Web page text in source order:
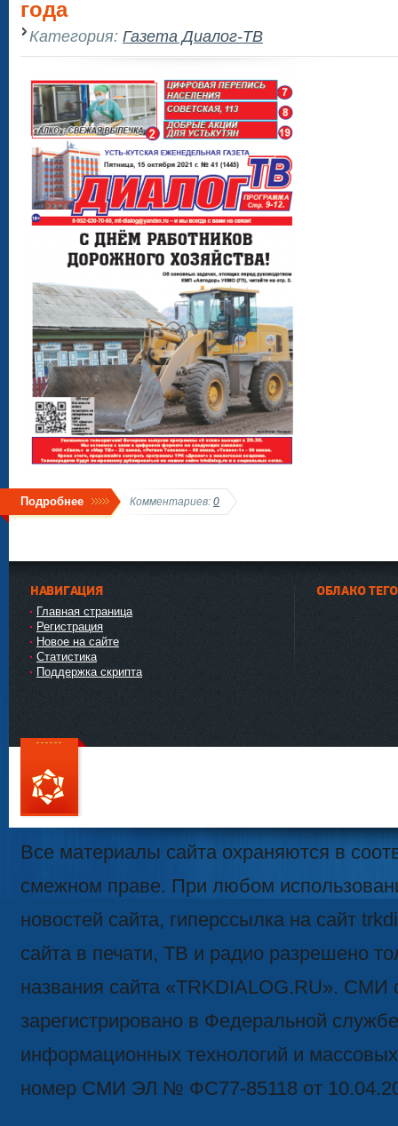
года
Категория: Газета Диалог-ТВ
Подробнее Комментариев: 0
НАВИГАЦИЯ
Главная страница
Регистрация
Новое на сайте
Статистика
Поддержка скрипта
ОБЛАКО
111
Все материалы сайта охраняются в
смежном праве. При любом
новостей сайта, гиперссылка на сайт
сайта в печати, ТВ и радио разрешено
названия сайта «TRKDIALOG.RU». СМИ
зарегистрировано в Федеральной
информационных технологий и
номер СМИ ЭЛ № ФС77-85118 от